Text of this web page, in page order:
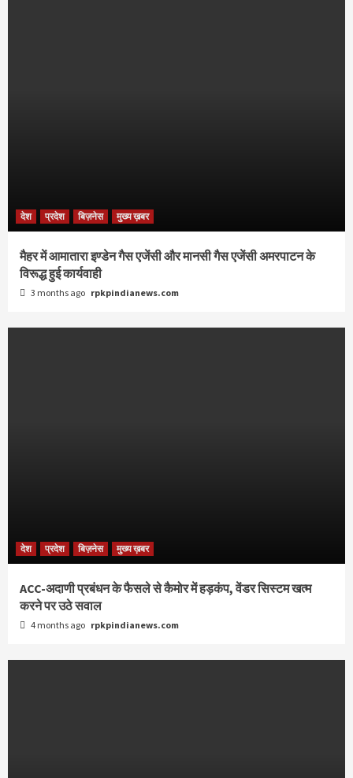
देश प्रदेश बिज़नेस मुख्य ख़बर
मैहर में आमातारा इण्डेन गैस एजेंसी और मानसी गैस एजेंसी अमरपाटन के
विरूद्ध हुई कार्यवाही
3 months ago rpkpindianews.com
देश प्रदेश बिज़नेस मुख्य ख़बर
ACC-अदाणी प्रबंधन के फैसले से कैमोर में हड़कंप, वेंडर सिस्टम खत्म
करने पर उठे सवाल
4 months ago rpkpindianews.com